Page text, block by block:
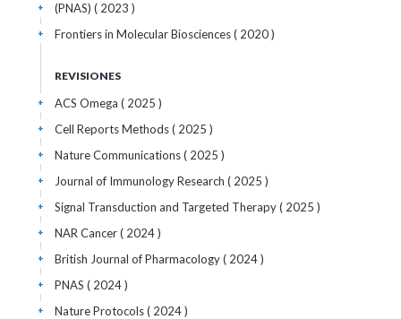
(PNAS) ( 2023 )
+
Frontiers in Molecular Biosciences( 2020 )
+
REVISIONES
ACS Omega ( 2025 )
+
Cell Reports Methods( 2025 )
+
Nature Communications( 2025 )
+
Journal of Immunology Research ( 2025 )
+
Signal Transduction and Targeted Therapy( 2025 )
+
NAR Cancer( 2024 )
+
British Journal of Pharmacology( 2024 )
+
PNAS ( 2024 )
+
Nature Protocols( 2024 )
+